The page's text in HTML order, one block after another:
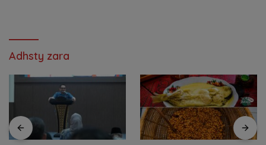
Adhsty zara